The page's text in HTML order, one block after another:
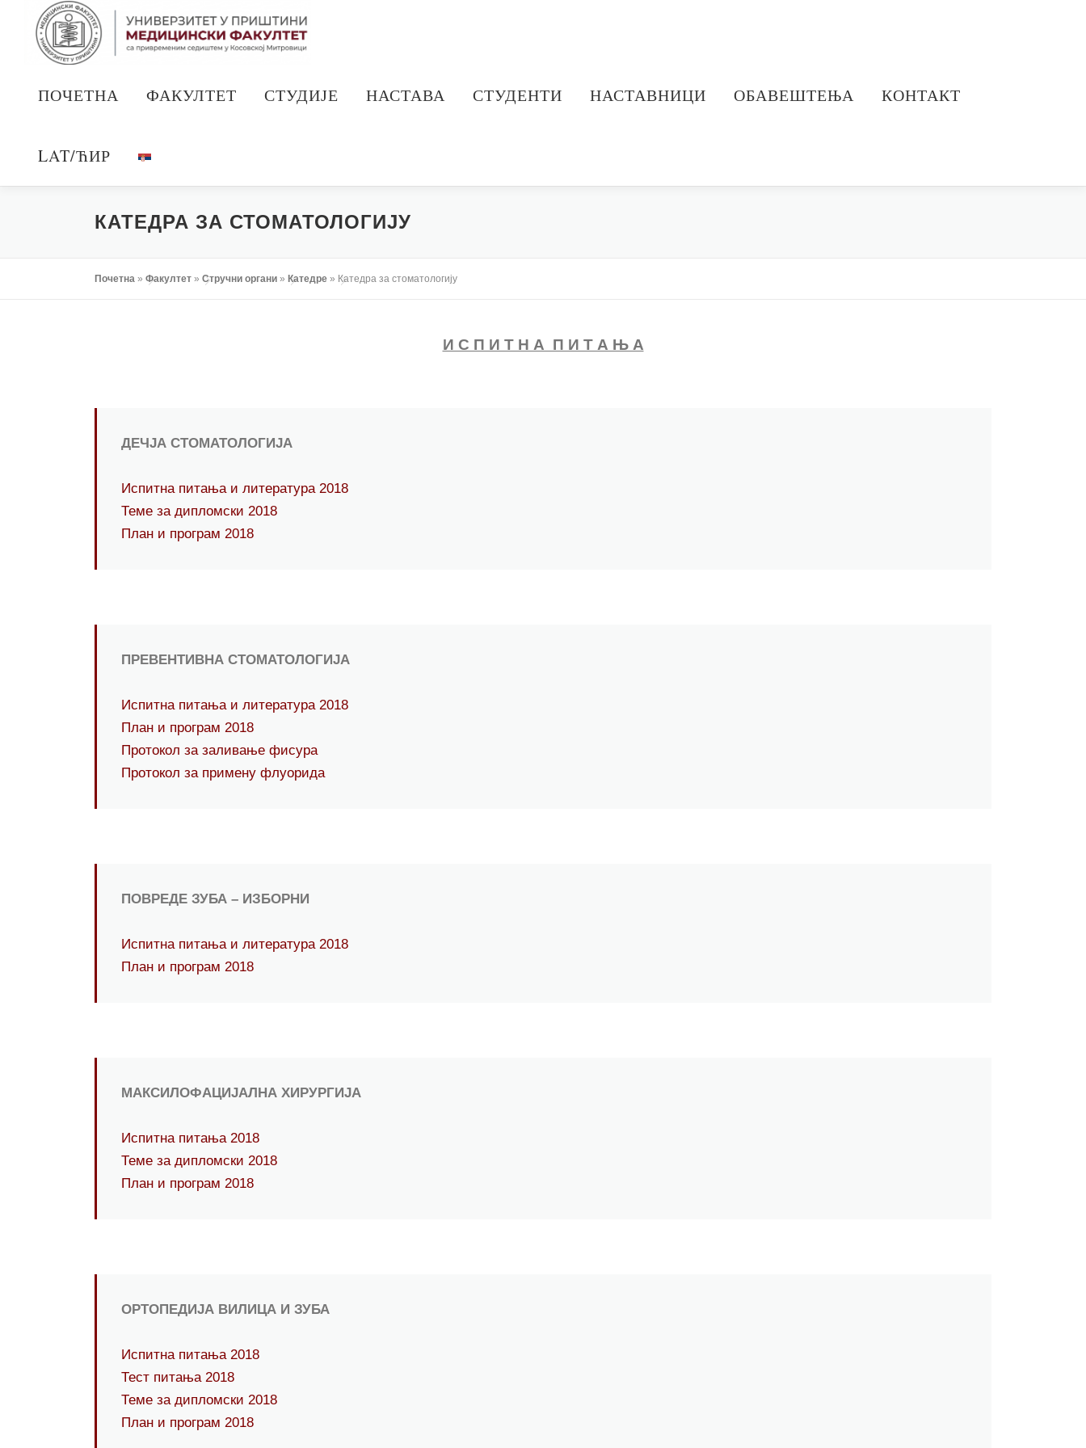
садржај
ПОЧЕТНА ФАКУЛТЕТ СТУДИЈЕ НАСТАВА СТУДЕНТИ НАСТАВНИЦИ ОБАВЕШТЕЊА КОНТАКТ
LAT/ЋИР
КАТЕДРА ЗА СТОМАТОЛОГИЈУ
Почетна » Факултет » Стручни органи » Катедре » Катедра за стоматологију
И С П И Т Н А П И Т А Њ А
ДЕЧЈА СТОМАТОЛОГИЈА
Испитна питања и литературa 2018
Теме за дипломски 2018
План и програм 2018
ПРЕВЕНТИВНА СТОМАТОЛОГИЈА
Испитна питања и литературa 2018
План и програм 2018
Протокол за заливање фисура
Протокол за примену флуорида
ПОВРЕДЕ ЗУБА – ИЗБОРНИ
Испитна питања и литературa 2018
План и програм 2018
МАКСИЛОФАЦИЈАЛНА ХИРУРГИЈА
Испитна питања 2018
Теме за дипломски 2018
План и програм 2018
ОРТОПЕДИЈА ВИЛИЦА И ЗУБА
Испитна питања 2018
Тест питања 2018
Теме за дипломски 2018
План и програм 2018